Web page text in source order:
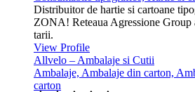
Distribuitor de hartie si cartoane
ZONA! Reteaua Agressione Group
tarii.
View Profile
Allvelo – Ambalaje si Cutii
Ambalaje, Ambalaje din carton,
carton